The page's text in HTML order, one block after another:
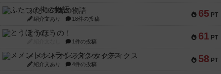
65 PT
ふたつの街の物語
紹介文あり 18件の投稿
61 PT
とうほうの！
1件の投稿
58 PT
メメントオンラインタクティクス
紹介文あり 4件の投稿